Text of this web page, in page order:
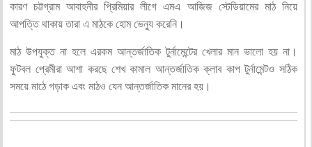
কারণ চট্টগ্রাম আবাহনীর প্রিমিয়ার লীগে এমএ আজিজ স্টেডিয়ামের মাঠ নিয়ে
আপত্তি থাকায় তারা এ মাঠকে হোম ভেন্যু করেনি।
মাঠ উপযুক্ত না হলে এরকম আন্তর্জাতিক টুর্নামেন্টের খেলার মান ভালো হয় না।
ফুটবল প্রেমীরা আশা করছে শেখ কামাল আন্তর্জাতিক ক্লাব কাপ টুর্নামেন্টও সঠিক
সময়ে মাঠে গড়াক এবং মাঠও যেন আন্তর্জাতিক মানের হয়।